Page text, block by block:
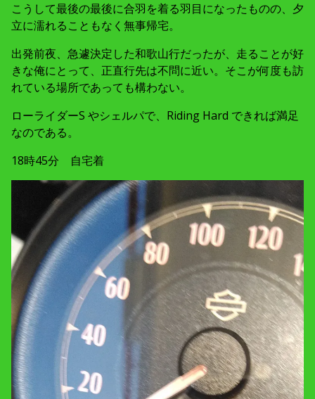
こうして最後の最後に合羽を着る羽目になったものの、夕
立に濡れることもなく無事帰宅。
出発前夜、急遽決定した和歌山行だったが、走ることが好
きな俺にとって、正直行先は不問に近い。そこが何度も訪
れている場所であっても構わない。
ローライダーS やシェルパで、Riding Hard できれば満足
なのである。
18時45分 自宅着